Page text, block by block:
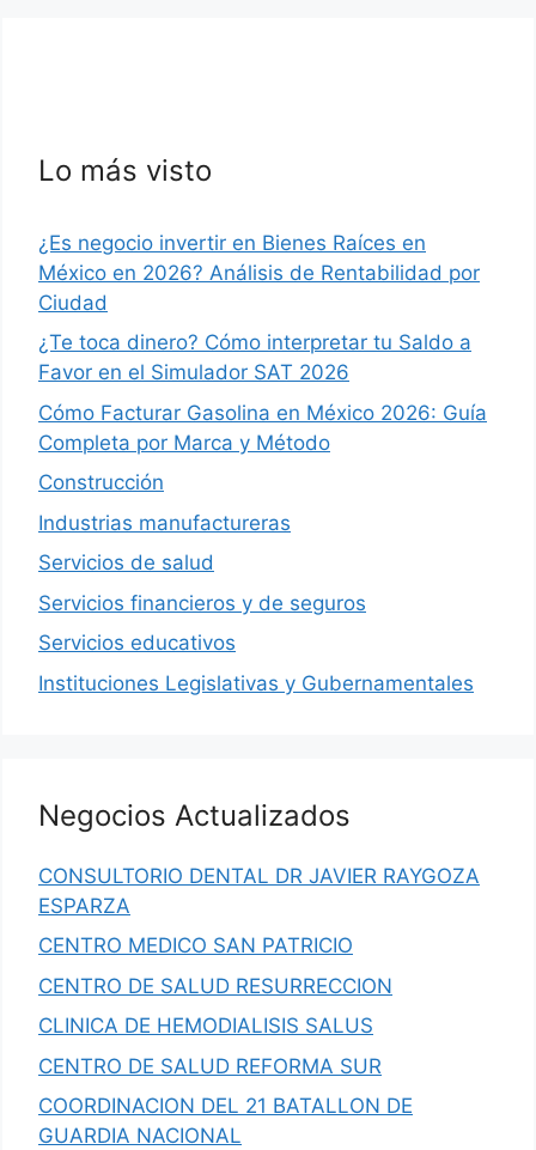
Lo más visto
¿Es negocio invertir en Bienes Raíces en
México en 2026? Análisis de Rentabilidad por
Ciudad
¿Te toca dinero? Cómo interpretar tu Saldo a
Favor en el Simulador SAT 2026
Cómo Facturar Gasolina en México 2026: Guía
Completa por Marca y Método
Construcción
Industrias manufactureras
Servicios de salud
Servicios financieros y de seguros
Servicios educativos
Instituciones Legislativas y Gubernamentales
Negocios Actualizados
CONSULTORIO DENTAL DR JAVIER RAYGOZA
ESPARZA
CENTRO MEDICO SAN PATRICIO
CENTRO DE SALUD RESURRECCION
CLINICA DE HEMODIALISIS SALUS
CENTRO DE SALUD REFORMA SUR
COORDINACION DEL 21 BATALLON DE
GUARDIA NACIONAL